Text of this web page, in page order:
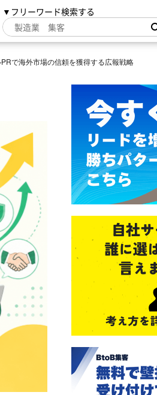
▼フリーワード検索する
で海外市場の信頼を獲得する広報戦略